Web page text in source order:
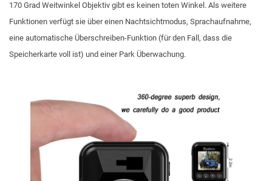
170 Grad Weitwinkel Objektiv gibt es keinen toten Winkel. Als weitere
Funktionen verfügt sie über einen Nachtsichtmodus, Sprachaufnahme,
eine automatische Überschreiben-Funktion (für den Fall, dass die
Speicherkarte voll ist) und einer Park Überwachung.